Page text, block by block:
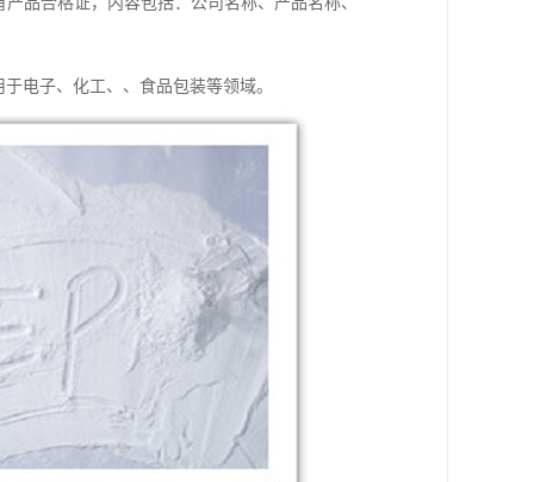
电子、化工、、食品包装等领域。